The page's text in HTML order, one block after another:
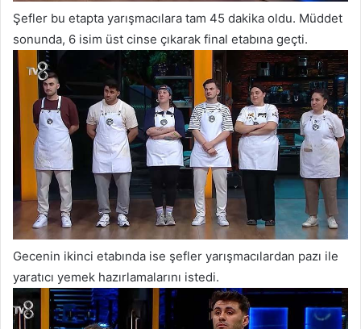
Şefler bu etapta yarışmacılara tam 45 dakika oldu. Müddet
sonunda, 6 isim üst cinse çıkarak final etabına geçti.
Gecenin ikinci etabında ise şefler yarışmacılardan pazı ile
yaratıcı yemek hazırlamalarını istedi.